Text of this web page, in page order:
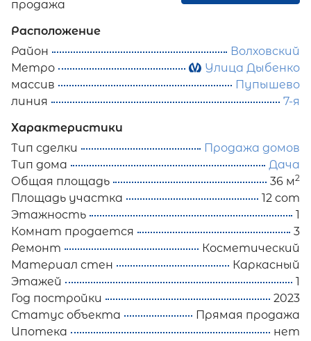
продажа
Расположение
Район
Волховский
Метро
Улица Дыбенко
массив
Пупышево
линия
7-я
Характеристики
Тип сделки
Продажа домов
Тип дома
Дача
Общая площадь
36 м2
Площадь участка
12 сот
Этажность
1
Комнат продается
3
Ремонт
Косметический
Материал стен
Каркасный
Этажей
1
Год постройки
2023
Статус объекта
Прямая продажа
Ипотека
нет